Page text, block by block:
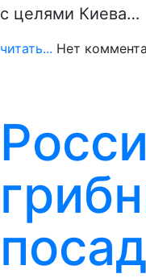
с целями Киева…
читать... Нет